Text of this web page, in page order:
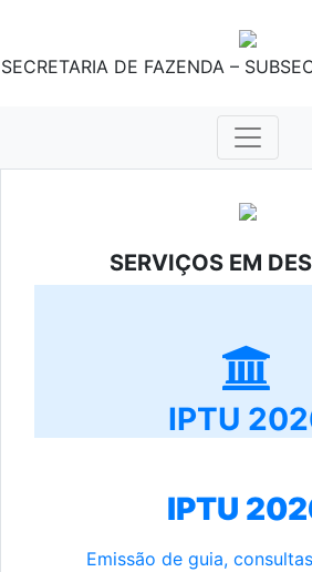
SECRETARIA DE FAZENDA –
SERVIÇOS EM
IPTU
IPTU
Emissão de guia,